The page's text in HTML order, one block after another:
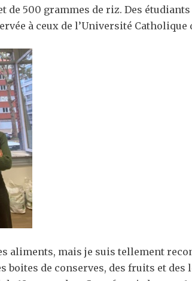
500 grammes de riz. Des étudiants
à ceux de l’Université Catholique
aliments, mais je suis tellement
de conserves, des fruits et des